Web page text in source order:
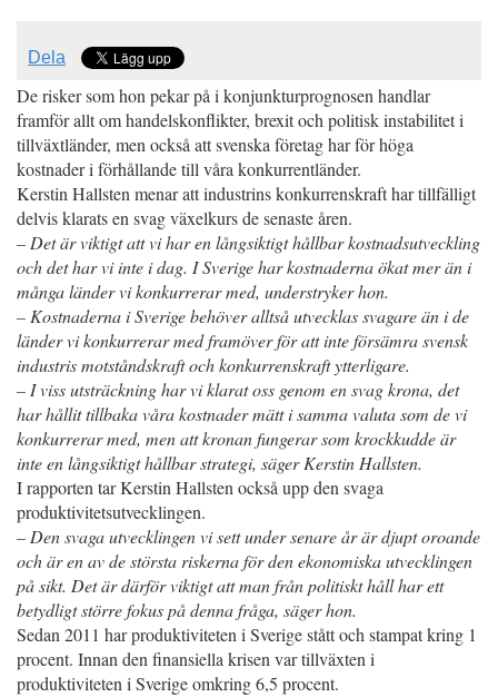
Dela
De risker som hon pekar på i konjunkturprognosen handlar
framför allt om handelskonflikter, brexit och politisk instabilitet i
tillväxtländer, men också att svenska företag har för höga
kostnader i förhållande till våra konkurrentländer.
Kerstin Hallsten menar att industrins konkurrenskraft har tillfälligt
delvis klarats en svag växelkurs de senaste åren.
– Det är viktigt att vi har en långsiktigt hållbar kostnadsutveckling
och det har vi inte i dag. I Sverige har kostnaderna ökat mer än i
många länder vi konkurrerar med, understryker hon.
– Kostnaderna i Sverige behöver alltså utvecklas svagare än i de
länder vi konkurrerar med framöver för att inte försämra svensk
industris motståndskraft och konkurrenskraft ytterligare.
– I viss utsträckning har vi klarat oss genom en svag krona, det
har hållit tillbaka våra kostnader mätt i samma valuta som de vi
konkurrerar med, men att kronan fungerar som krockkudde är
inte en långsiktigt hållbar strategi, säger Kerstin Hallsten.
I rapporten tar Kerstin Hallsten också upp den svaga
produktivitetsutvecklingen.
– Den svaga utvecklingen vi sett under senare år är djupt oroande
och är en av de största riskerna för den ekonomiska utvecklingen
på sikt. Det är därför viktigt att man från politiskt håll har ett
betydligt större fokus på denna fråga, säger hon.
Sedan 2011 har produktiviteten i Sverige stått och stampat kring 1
procent. Innan den finansiella krisen var tillväxten i
produktiviteten i Sverige omkring 6,5 procent.